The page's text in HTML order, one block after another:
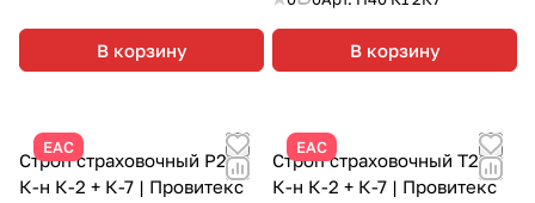
В корзину В корзину
ЕАС
Строп страховочный Р21 |
К-н К-2 + К-7 | Провитекс
ЕАС
Строп страховочный Т20 |
К-н К-2 + К-7 | Провитекс